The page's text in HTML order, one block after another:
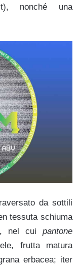
nonché una
da sottili
tessuta schiuma
nel cui pantone
frutta matura
erbacea; iter